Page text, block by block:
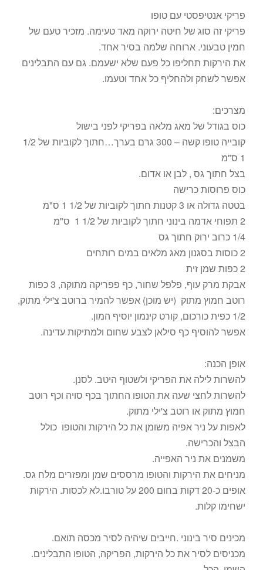
פריקי אנטיפסטי עם טופו
פריקי זה סוג של חיטה ירוקה מאד טעימה. מזכיר טעם של
חמין טבעוני. ארוחה שלמה בסיר אחד.
את הירקות תחליפו כל פעם שלא ישעמם. גם עם התבלינים
אפשר לשחק ולהחליף כל אחד וטעמו.
מצרכים:
כוס בגודל של מאג מלאה בפריקי לפני בישול
קובייה טופו קשה – 300 גרם בערך…חתוך לקוביות של 1/2
1 ס"מ
בצל חתוך גס , לבן או אדום.
כוס פרוסות כרישה
בטטה גדולה או 3 קטנות חתוך לקוביות של 1/2 1 ס"מ
2 תפוחי אדמה בינוני חתוך לקוביות של 1/2 1 ס"מ
1/4 כרוב ירוק חתוך גס
2 כוסות בסגנון מאג מלאים במים רותחים
2 כפות שמן זית
אבקת מרק עוף, פלפל שחור, כף פפריקה מתוקה, 3 כפות
רוטב חמוץ מתוק (יש מוכן) אפשר להמיר ברוטב צ'ילי מתוק,
1/2 כפית כורכום, קורט קינמון יוסיף המון.
אפשר להוסיף כף סילאן לצבע שחום ולמתיקות עדינה.
אופן הכנה:
להשרות לילה את הפריקי ולשטוף היטב. לסנן.
להשרות לחצי שעה את הטופו החתוך בכף סויה וכף רוטב
חמוץ מתוק או רוטב צ'ילי מתוק.
לאפות על ניר אפיה משומן את כל הירקות והטופו כולל
הבצל והכרישה.
משמנים את ניר האפייה.
מניחים את הירקות והטופו מרססים שמן ומפזרים מלח גס.
אופים כ-20 דקות בחום 200 על טורבו.לא לכסות. הירקות
ישחימו קלות.
מכינים סיר בינוני .חייבים שיהיה לסיר מכסה תואם.
מכניסים לסיר את כל הירקות, הפריקה, הטופו התבלינים.